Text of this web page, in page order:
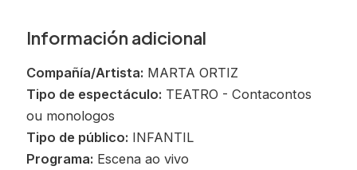
Información adicional
Compañía/Artista: MARTA ORTIZ
Tipo de espectáculo: TEATRO - Contacontos
ou monologos
Tipo de público: INFANTIL
Programa: Escena ao vivo